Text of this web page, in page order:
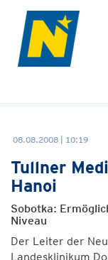
08.08.2008 | 10:19
Tullner
Hanoi
Sobotka:
Niveau
Der Leiter der
Landesklinikum